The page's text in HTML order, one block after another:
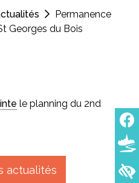
Permanence
Georges du Bois
le planning du 2nd
actualités